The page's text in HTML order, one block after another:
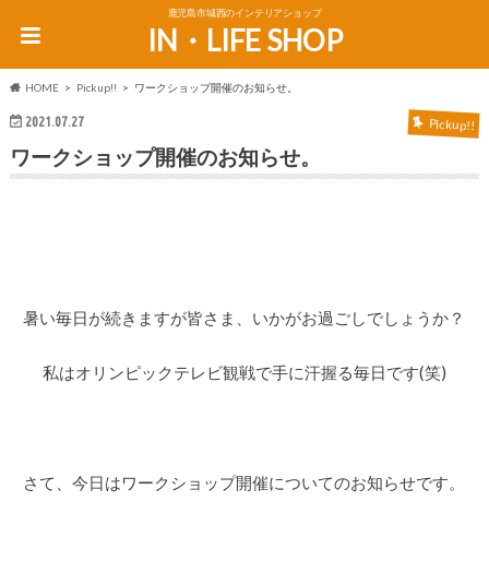
鹿児島市城西のインテリアショップ
IN・LIFE SHOP
HOME Pickup!! ワークショップ開催のお知らせ。
2021.07.27 Pickup!!
ワークショップ開催のお知らせ。
暑い毎日が続きますが皆さま、いかがお過ごしでしょうか？
私はオリンピックテレビ観戦で手に汗握る毎日です(笑)
さて、今日はワークショップ開催についてのお知らせです。